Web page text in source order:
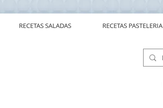
RECETAS SALADAS RECETAS PASTELERIA